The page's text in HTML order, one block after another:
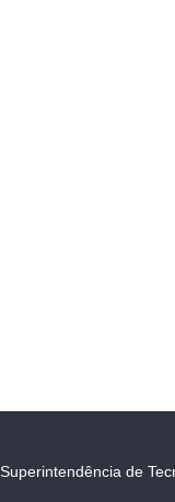
Superintendência de